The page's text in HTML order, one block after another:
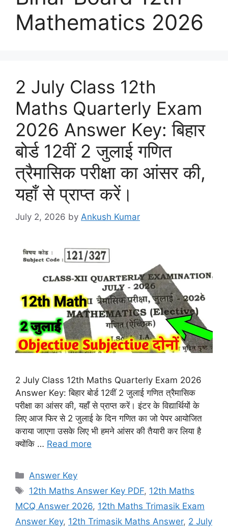
Mathematics 2026
2 July Class 12th
Maths Quarterly Exam
2026 Answer Key: बिहार
बोर्ड 12वीं 2 जुलाई गणित
त्रैमासिक परीक्षा का आंसर की,
यहाँ से प्राप्त करें।
July 2, 2026 by Ankush Kumar
2 July Class 12th Maths Quarterly Exam 2026
Answer Key: बिहार बोर्ड 12वीं 2 जुलाई गणित त्रैमासिक
परीक्षा का आंसर की, यहाँ से प्राप्त करें। इंटर के विद्यार्थियों के
लिए आज फिर से 2 जुलाई के दिन गणित का जो पेपर आयोजित
कराया जाएगा उसके लिए भी हमने आंसर की तैयारी कर लिया है
क्योंकि … Read more
Categories
Answer Key
Tags
12th Maths Answer Key PDF, 12th Maths
MCQ Answer 2026, 12th Maths Trimasik Exam
Answer Key, 12th Trimasik Maths Answer, 2 July